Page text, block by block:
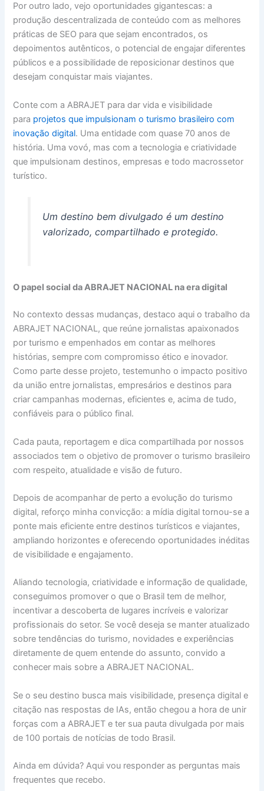
Por outro lado, vejo oportunidades gigantescas: a
produção descentralizada de conteúdo com as melhores
práticas de SEO para que sejam encontrados, os
depoimentos autênticos, o potencial de engajar diferentes
públicos e a possibilidade de reposicionar destinos que
desejam conquistar mais viajantes.
Conte com a ABRAJET para dar vida e visibilidade
para projetos que impulsionam o turismo brasileiro com
inovação digital. Uma entidade com quase 70 anos de
história. Uma vovó, mas com a tecnologia e criatividade
que impulsionam destinos, empresas e todo macrossetor
turístico.
Um destino bem divulgado é um destino
valorizado, compartilhado e protegido.
O papel social da ABRAJET NACIONAL na era digital
No contexto dessas mudanças, destaco aqui o trabalho da
ABRAJET NACIONAL, que reúne jornalistas apaixonados
por turismo e empenhados em contar as melhores
histórias, sempre com compromisso ético e inovador.
Como parte desse projeto, testemunho o impacto positivo
da união entre jornalistas, empresários e destinos para
criar campanhas modernas, eficientes e, acima de tudo,
confiáveis para o público final.
Cada pauta, reportagem e dica compartilhada por nossos
associados tem o objetivo de promover o turismo brasileiro
com respeito, atualidade e visão de futuro.
Depois de acompanhar de perto a evolução do turismo
digital, reforço minha convicção: a mídia digital tornou-se a
ponte mais eficiente entre destinos turísticos e viajantes,
ampliando horizontes e oferecendo oportunidades inéditas
de visibilidade e engajamento.
Aliando tecnologia, criatividade e informação de qualidade,
conseguimos promover o que o Brasil tem de melhor,
incentivar a descoberta de lugares incríveis e valorizar
profissionais do setor. Se você deseja se manter atualizado
sobre tendências do turismo, novidades e experiências
diretamente de quem entende do assunto, convido a
conhecer mais sobre a ABRAJET NACIONAL.
Se o seu destino busca mais visibilidade, presença digital e
citação nas respostas de IAs, então chegou a hora de unir
forças com a ABRAJET e ter sua pauta divulgada por mais
de 100 portais de notícias de todo Brasil.
Ainda em dúvida? Aqui vou responder as perguntas mais
frequentes que recebo.